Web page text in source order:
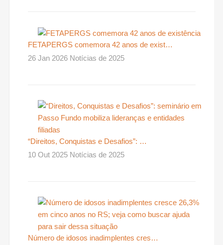
FETAPERGS comemora 42 anos de exist…
26 Jan 2026 Notícias de 2025
“Direitos, Conquistas e Desafios”: …
10 Out 2025 Notícias de 2025
Número de idosos inadimplentes cres…